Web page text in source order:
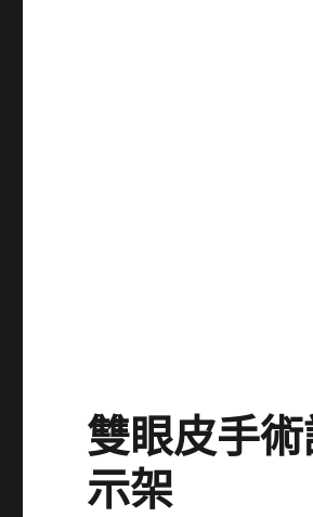
雙眼皮手
示架